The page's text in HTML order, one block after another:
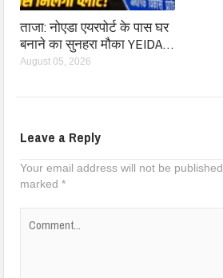
ताजा: नोएडा एयरपोर्ट के पास घर
बनाने का सुनहरा मौका YEIDA…
August 05, 2026
Leave a Reply
Your email address will not be published.
marked*